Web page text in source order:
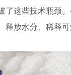
这些技术瓶颈
放水分、稀释